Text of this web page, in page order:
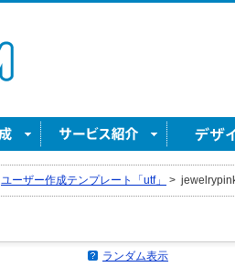
ユーザー作成テンプレート「utf」 >
ランダム表示